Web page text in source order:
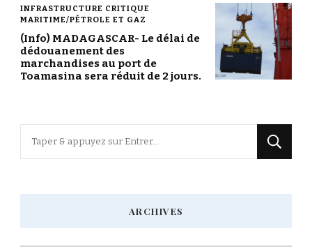
INFRASTRUCTURE CRITIQUE
MARITIME/PÉTROLE ET GAZ
(Info) MADAGASCAR- Le délai de
dédouanement des
marchandises au port de
Toamasina sera réduit de 2 jours.
ARCHIVES